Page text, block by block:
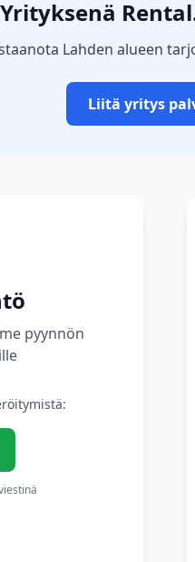
Yrityksenä
Lahden alueen
Liitä yritys
pyynnön